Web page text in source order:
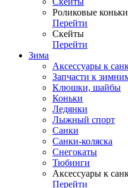
Роликовые коньки
Перейти
Скейты
Перейти
Зима
Аксессуары к
Запчасти к
Клюшки, шайбы
Коньки
Ледянки
Лыжный спорт
Санки
Санки-коляска
Снегокаты
Тюбинги
Аксессуары к
Перейти